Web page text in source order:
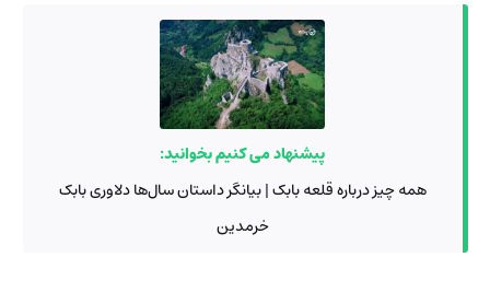
پیشنهاد می کنیم بخوانید:
همه چیز درباره قلعه بابک | بیانگر داستان سال‌ها دلاوری بابک
خرمدین